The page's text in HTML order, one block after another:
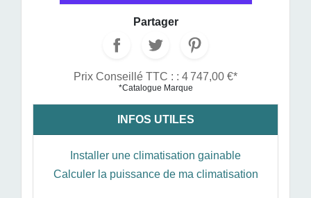
Partager
Prix Conseillé TTC : : 4 747,00 €*
*Catalogue Marque
INFOS UTILES
Installer une climatisation gainable
Calculer la puissance de ma climatisation